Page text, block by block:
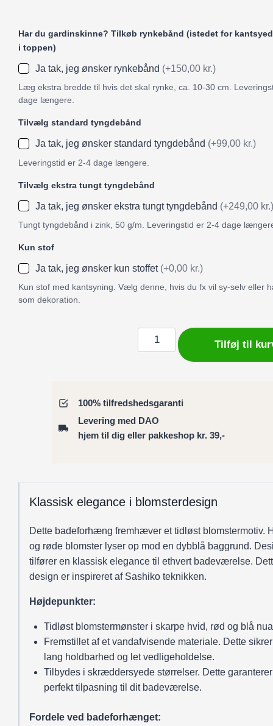
Har du gardinskinne? Tilkøb rynkebånd (istedet for
i toppen)
Ja tak, jeg ønsker rynkebånd (+150,00 kr.)
Læg ekstra bredde til hvis det skal rynke, ca. 10-30 cm.
dage længere.
Tilvælg standard tyngdebånd
Ja tak, jeg ønsker standard tyngdebånd (+99,00 kr.)
Leveringstid er 2-4 dage længere.
Tilvælg ekstra tungt tyngdebånd
Ja tak, jeg ønsker ekstra tungt tyngdebånd (+249,00 kr.)
Tungt tyngdebånd i zink, 50 g/m. Leveringstid er 2-4 dage
Kun stof
Ja tak, jeg ønsker kun stoffet (+0,00 kr.)
Kun stof med kantsyning. Vælg denne, hvis du fx vil sy-selv eller
som dekoration.
Badeforhæng
/
Bruseforhæng
rød
på
Tilføj til
100% tilfredshedsgaranti
Levering med DAO
hjem til dig eller pakkeshop kr. 39,-
Klassisk elegance i blomsterdesign
Dette badeforhæng fremhæver et tidløst blomstermotiv.
og røde blomster lyser op mod en dybblå baggrund.
tilfører en klassisk elegance til ethvert badeværelse.
design er inspireret af Sashiko teknikken.
Højdepunkter:
Tidløst blomstermønster i skarpe hvid, rød og blå
Fremstillet af et vandafvisende materiale. Dette
lang holdbarhed og let vedligeholdelse.
Tilbydes i skræddersyede størrelser. Dette
perfekt tilpasning til dit badeværelse.
Fordele ved badeforhænget: